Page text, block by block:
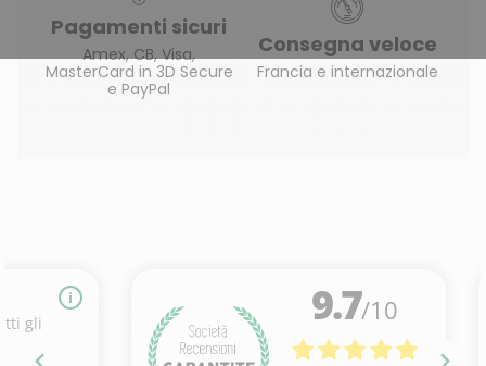
Pagamenti sicuri
Amex, CB, Visa,
MasterCard in 3D Secure
e PayPal
Consegna veloce
Francia e internazionale